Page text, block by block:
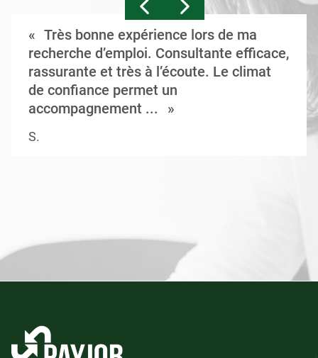
Très bonne expérience lors de ma
recherche d’emploi. Consultante efficace,
rassurante et très à l’écoute. Le climat
de confiance permet un
accompagnement ...
S.